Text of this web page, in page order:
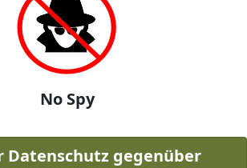
No Spy
Datenschutz gegenüber